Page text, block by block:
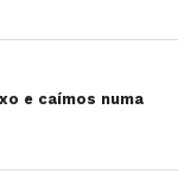
e caímos numa